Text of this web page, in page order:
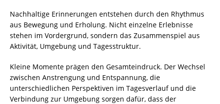
Nachhaltige Erinnerungen entstehen durch den Rhythmus
aus Bewegung und Erholung. Nicht einzelne Erlebnisse
stehen im Vordergrund, sondern das Zusammenspiel aus
Aktivität, Umgebung und Tagesstruktur.
Kleine Momente prägen den Gesamteindruck. Der Wechsel
zwischen Anstrengung und Entspannung, die
unterschiedlichen Perspektiven im Tagesverlauf und die
Verbindung zur Umgebung sorgen dafür, dass der